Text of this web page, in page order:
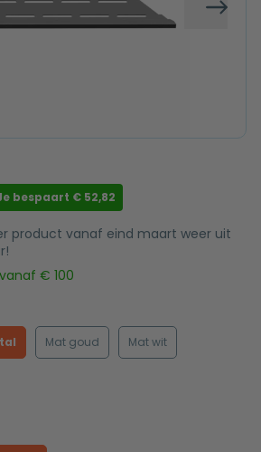
bespaart € 52,82
product vanaf eind maart weer uit
€ 100
Mat goud Mat wit